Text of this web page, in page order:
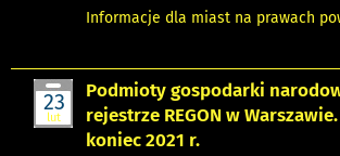
Informacje dla miast na prawach
23
lut
Podmioty gospodarki
rejestrze REGON w
koniec 2021 r.